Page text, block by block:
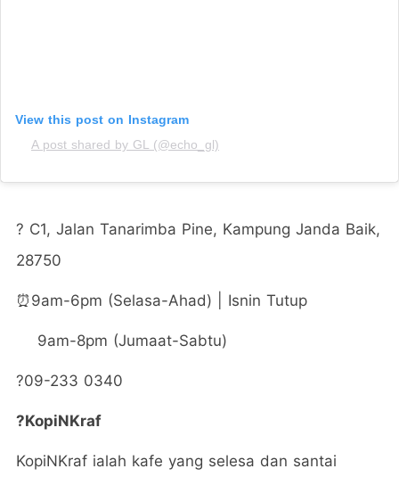
View this post on Instagram
A post shared by GL (@echo_gl)
? C1, Jalan Tanarimba Pine, Kampung Janda Baik,
28750
⏰9am-6pm (Selasa-Ahad) | Isnin Tutup
9am-8pm (Jumaat-Sabtu)
?09-233 0340
?KopiNKraf
KopiNKraf ialah kafe yang selesa dan santai